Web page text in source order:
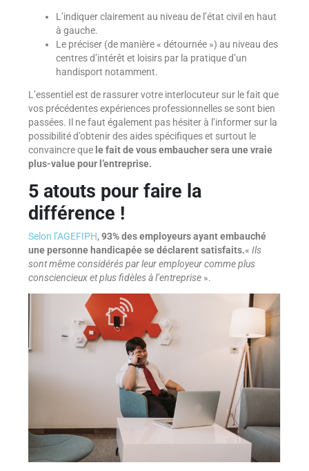
L’indiquer clairement au niveau de l’état civil en haut
à gauche.
Le préciser (de manière « détournée ») au niveau des
centres d’intérêt et loisirs par la pratique d’un
handisport notamment.
L’essentiel est de rassurer votre interlocuteur sur le fait que
vos précédentes expériences professionnelles se sont bien
passées. Il ne faut également pas hésiter à l’informer sur la
possibilité d’obtenir des aides spécifiques et surtout le
convaincre que le fait de vous embaucher sera une vraie
plus-value pour l’entreprise.
5 atouts pour faire la
différence !
Selon l’AGEFIPH, 93% des employeurs ayant embauché
une personne handicapée se déclarent satisfaits.« Ils
sont même considérés par leur employeur comme plus
consciencieux et plus fidèles à l’entreprise».